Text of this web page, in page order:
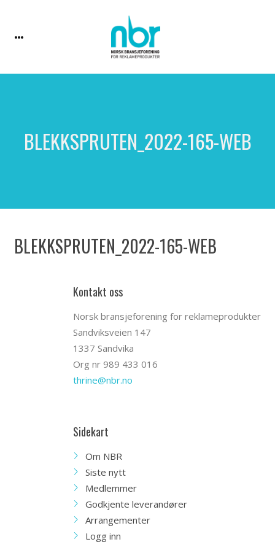
BLEKKSPRUTEN_2022-165-WEB
BLEKKSPRUTEN_2022-165-WEB
Kontakt oss
Norsk bransjeforening for reklameprodukter
Sandviksveien 147
1337 Sandvika
Org nr 989 433 016
thrine@nbr.no
Sidekart
Om NBR
Siste nytt
Medlemmer
Godkjente leverandører
Arrangementer
Logg inn